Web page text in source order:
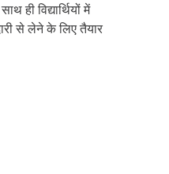
ही विद्यार्थियों में
से लेने के लिए तैयार